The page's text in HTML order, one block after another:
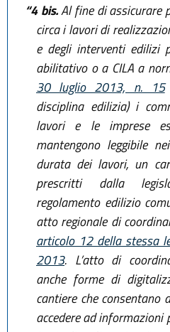
“4 bis.Al fine di assicurare
circa i lavori di
e degli interventi edilizi
abilitativo o a CILA a
30 luglio 2013, n. 15
disciplina edilizia) i
lavori e le imprese
mantengono leggibile
durata dei lavori, un
prescritti dalla
regolamento edilizio
atto regionale di
articolo 12 della stessa
2013. L’atto di
anche forme di
cantiere che consentano
accedere ad informazioni